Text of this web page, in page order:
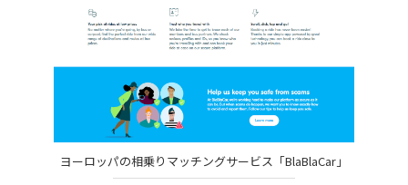
ヨーロッパの相乗りマッチングサービス「BlaBlaCar」